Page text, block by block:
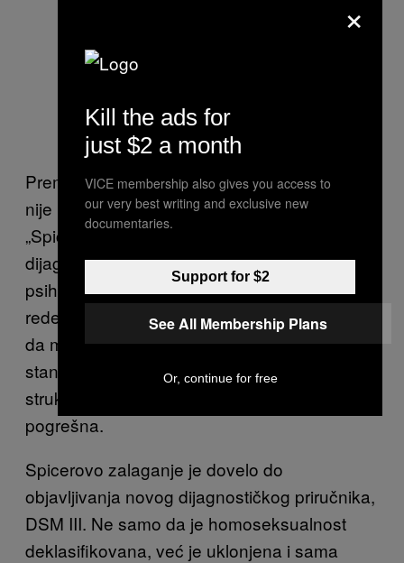
Prema rečima doktora Bajera, doktor Spicer
nije bio motivisan političkim pokretom.
„Spicera je zanimalo da stvori psihijatrijski
dijagnostički okvir koji je bio lišen
psihoanalitičke misli, da bi mogao da
redefiniše čitav psihijatrijski okvir.“ On je želeo
da mentalno blagostanje određuju
standardne mere i verovao je da je frojdovska
struktura na kom je oblast izgrađena
pogrešna.
Spicerovo zalaganje je dovelo do
objavljivanja novog dijagnostičkog priručnika,
DSM III. Ne samo da je homoseksualnost
deklasifikovana, već je uklonjena i sama
×
Kill the ads for
just $2 a month
VICE membership also gives you access to
our very best writing and exclusive new
documentaries.
Support for $2
See All Membership Plans
Or, continue for free